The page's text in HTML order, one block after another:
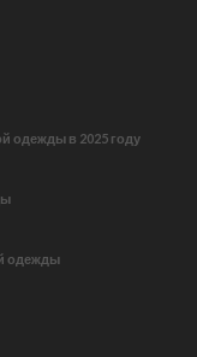
одежды в 2025 году
одежды